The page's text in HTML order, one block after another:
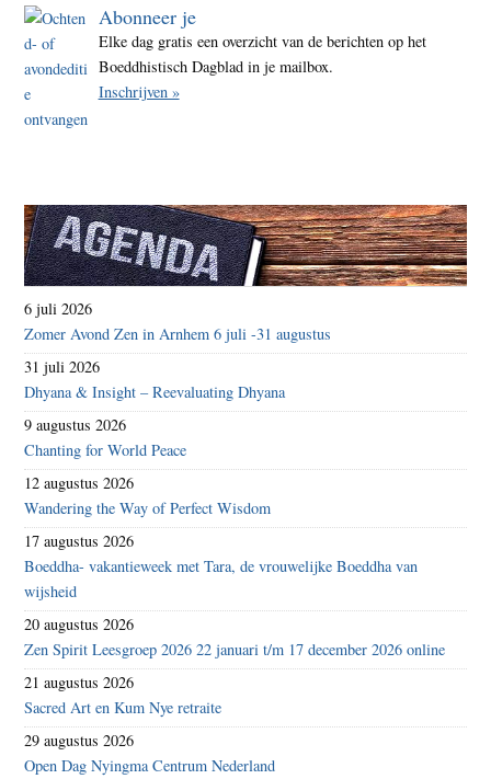
Abonneer je
Elke dag gratis een overzicht van de berichten op het
Boeddhistisch Dagblad in je mailbox.
Inschrijven »
6 juli 2026
Zomer Avond Zen in Arnhem 6 juli -31 augustus
31 juli 2026
Dhyana & Insight – Reevaluating Dhyana
9 augustus 2026
Chanting for World Peace
12 augustus 2026
Wandering the Way of Perfect Wisdom
17 augustus 2026
Boeddha- vakantieweek met Tara, de vrouwelijke Boeddha van
wijsheid
20 augustus 2026
Zen Spirit Leesgroep 2026 22 januari t/m 17 december 2026 online
21 augustus 2026
Sacred Art en Kum Nye retraite
29 augustus 2026
Open Dag Nyingma Centrum Nederland